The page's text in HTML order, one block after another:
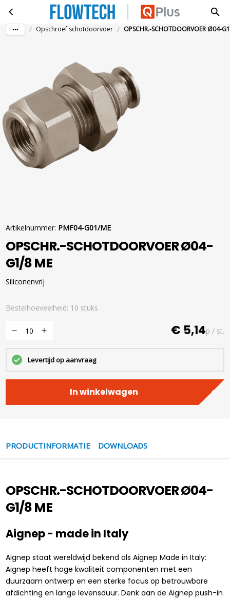
Ga naar hoofdinhoud
OPSCHR.-SCHOTDOORVOER Ø04-G1/8 ME
/ Opschroef schotdoorvoer / OPSCHR.-SCHOTDOORVOER Ø04-
Artikelnummer: PMF04-G01/ME
OPSCHR.-SCHOTDOORVOER Ø04-
G1/8 ME
Siliconenvrij
Bestelhoeveelheid: 10 stuks
€ 5,14p / st.
Levertijd op aanvraag
In winkelwagen
PRODUCTINFORMATIE DOWNLOADS
OPSCHR.-SCHOTDOORVOER Ø04-
G1/8 ME
Aignep - made in Italy
Aignep staat wereldwijd bekend als Aignep Made in Italy:
Aignep heeft hoge kwaliteit componenten met een
duurzaam ontwerp en een sterke focus op betrouwbare
afdichting en lange levensduur. Denk aan de Aignep push-in